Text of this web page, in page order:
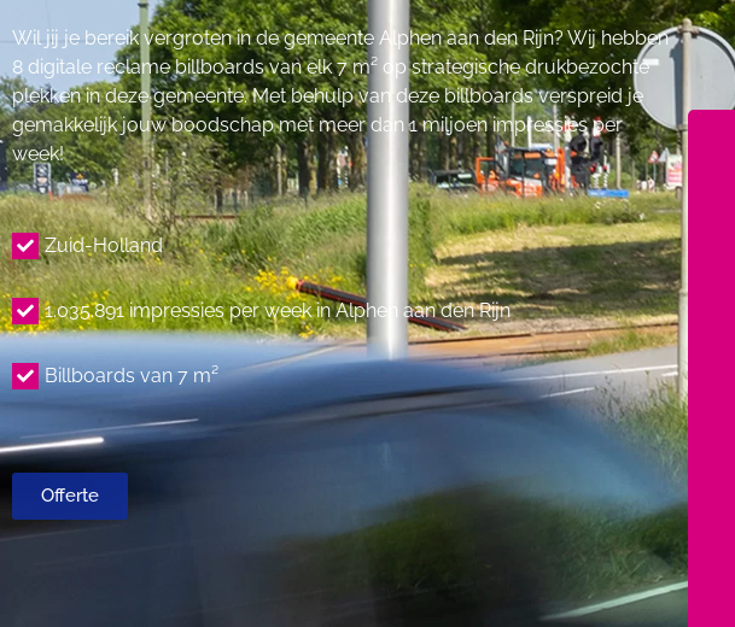
Wil jij je bereik vergroten in de gemeente Alphen aan den Rijn? Wij hebben
8 digitale reclame billboards van elk 7 m² op strategische drukbezochte
plekken in deze gemeente. Met behulp van deze billboards verspreid je
gemakkelijk jouw boodschap met meer dan 1 miljoen impressies per
week!
Zuid-Holland
1.035.891 impressies per week in Alphen aan den Rijn
Billboards van 7 m²
Offerte